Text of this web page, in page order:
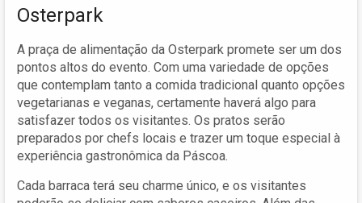
Osterpark
A praça de alimentação da Osterpark promete ser um dos
pontos altos do evento. Com uma variedade de opções
que contemplam tanto a comida tradicional quanto opções
vegetarianas e veganas, certamente haverá algo para
satisfazer todos os visitantes. Os pratos serão
preparados por chefs locais e trazer um toque especial à
experiência gastronômica da Páscoa.
Cada barraca terá seu charme único, e os visitantes